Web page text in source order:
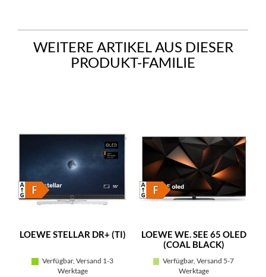
WEITERE ARTIKEL AUS DIESER
PRODUKT-FAMILIE
LOEWE STELLAR DR+ (TI)
Verfügbar, Versand 1-3
Werktage
LOEWE WE. SEE 65 OLED
(COAL BLACK)
Verfügbar, Versand 5-7
Werktage